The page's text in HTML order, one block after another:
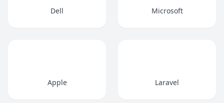
Dell Microsoft
Apple Laravel